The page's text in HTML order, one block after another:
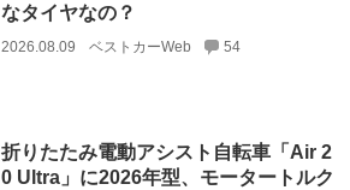
なタイヤなの？
2026.08.09 ベストカーWeb 54
折りたたみ電動アシスト自転車「Air 2
0 Ultra」に2026年型、モータートルク